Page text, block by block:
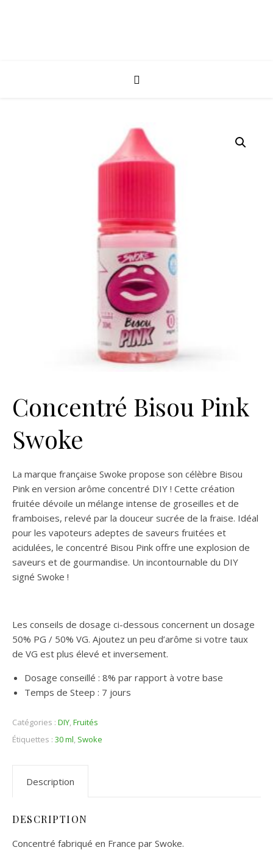
Concentré Bisou Pink
Swoke
La marque française Swoke propose son célèbre Bisou
Pink en version arôme concentré DIY ! Cette création
fruitée dévoile un mélange intense de groseilles et de
framboises, relevé par la douceur sucrée de la fraise. Idéal
pour les vapoteurs adeptes de saveurs fruitées et
acidulées, le concentré Bisou Pink offre une explosion de
saveurs et de gourmandise. Un incontournable du DIY
signé Swoke !
Les conseils de dosage ci-dessous concernent un dosage
50% PG / 50% VG. Ajoutez un peu d’arôme si votre taux
de VG est plus élevé et inversement.
Dosage conseillé : 8% par rapport à votre base
Temps de Steep : 7 jours
Catégories : DIY,Fruités
Étiquettes : 30 ml, Swoke
Description
DESCRIPTION
Concentré fabriqué en France par Swoke.